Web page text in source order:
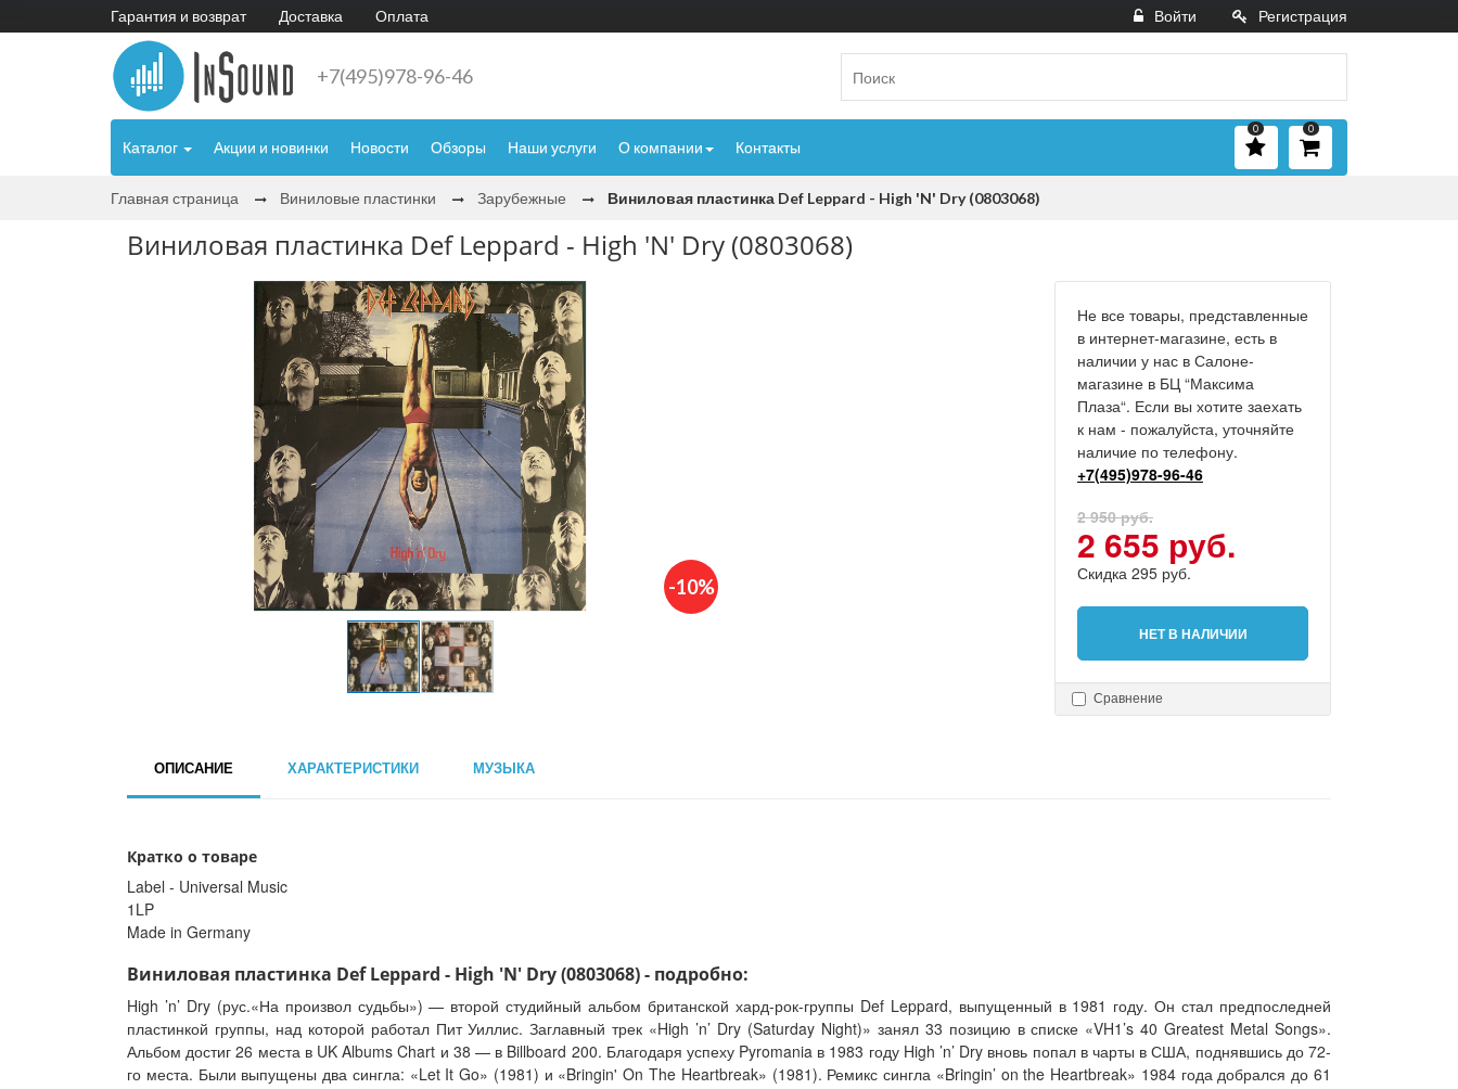
Гарантия и возврат Доставка Оплата Войти Регистрация
+7(495)978-96-46
Каталог Акции и новинки Новости Обзоры Наши услуги О компании Контакты
0
0
Главная страница Виниловые пластинки Зарубежные Виниловая пластинка Def Leppard - High 'N' Dry (0803068)
Виниловая пластинка Def Leppard - High 'N' Dry (0803068)
-10%
Не все товары, представленные
в интернет-магазине, есть в
наличии у нас в Салоне-
магазине в БЦ “Максима
Плаза“. Если вы хотите заехать
к нам - пожалуйста, уточняйте
наличие по телефону.
+7(495)978-96-46
2 950 руб.
2 655 руб.
Скидка 295 руб.
НЕТ В НАЛИЧИИ
Сравнение
ОПИСАНИЕ ХАРАКТЕРИСТИКИ МУЗЫКА
Кратко о товаре
Label - Universal Music
1LP
Made in Germany
Виниловая пластинка Def Leppard - High 'N' Dry (0803068) - подробно:
High ’n’ Dry (рус.«На произвол судьбы») — второй студийный альбом британской хард-рок-группы Def Leppard, выпущенный в 1981 году. Он стал предпоследней
пластинкой группы, над которой работал Пит Уиллис. Заглавный трек «High ’n’ Dry (Saturday Night)» занял 33 позицию в списке «VH1’s 40 Greatest Metal Songs».
Альбом достиг 26 места в UK Albums Chart и 38 — в Billboard 200. Благодаря успеху Pyromania в 1983 году High ’n’ Dry вновь попал в чарты в США, поднявшись до 72-
го места. Были выпущены два сингла: «Let It Go» (1981) и «Bringin' On The Heartbreak» (1981). Ремикс сингла «Bringin’ on the Heartbreak» 1984 года добрался до 61